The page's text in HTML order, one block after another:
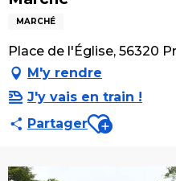
MARCHÉ
Place de l'Église, 56320
M'y rendre
J'y vais en train !
PartagerAjouter aux